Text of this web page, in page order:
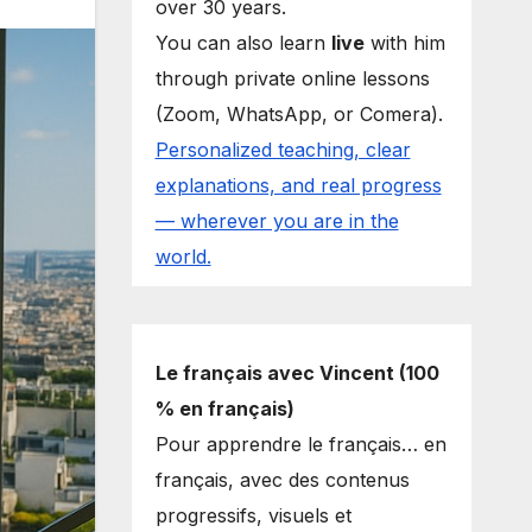
over 30 years.
You can also learn livewith him
through private online lessons
(Zoom, WhatsApp, or Comera).
Personalized teaching, clear
explanations, and real progress
— wherever you are in the
world.
Le français avec Vincent (100
% en français)
Pour apprendre le français… en
français, avec des contenus
progressifs, visuels et